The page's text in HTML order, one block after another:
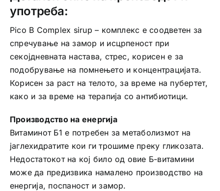
употреба:
Pico B Complex sirup – комплекс е соодветен за
спречување на замор и исцрпеност при
секојдневната настава, стрес, корисен е за
подобрување на помнењето и концентрацијата.
Корисен за раст на телото, за време на пубертет,
како и за време на терапија со антибиотици.
Производство на енергија
Витаминот Б1 е потребен за метаболизмот на
јаглехидратите кои ги трошиме преку гликозата.
Недостатокот на кој било од овие Б-витамини
може да предизвика намалено производство на
енергија, поспаност и замор.